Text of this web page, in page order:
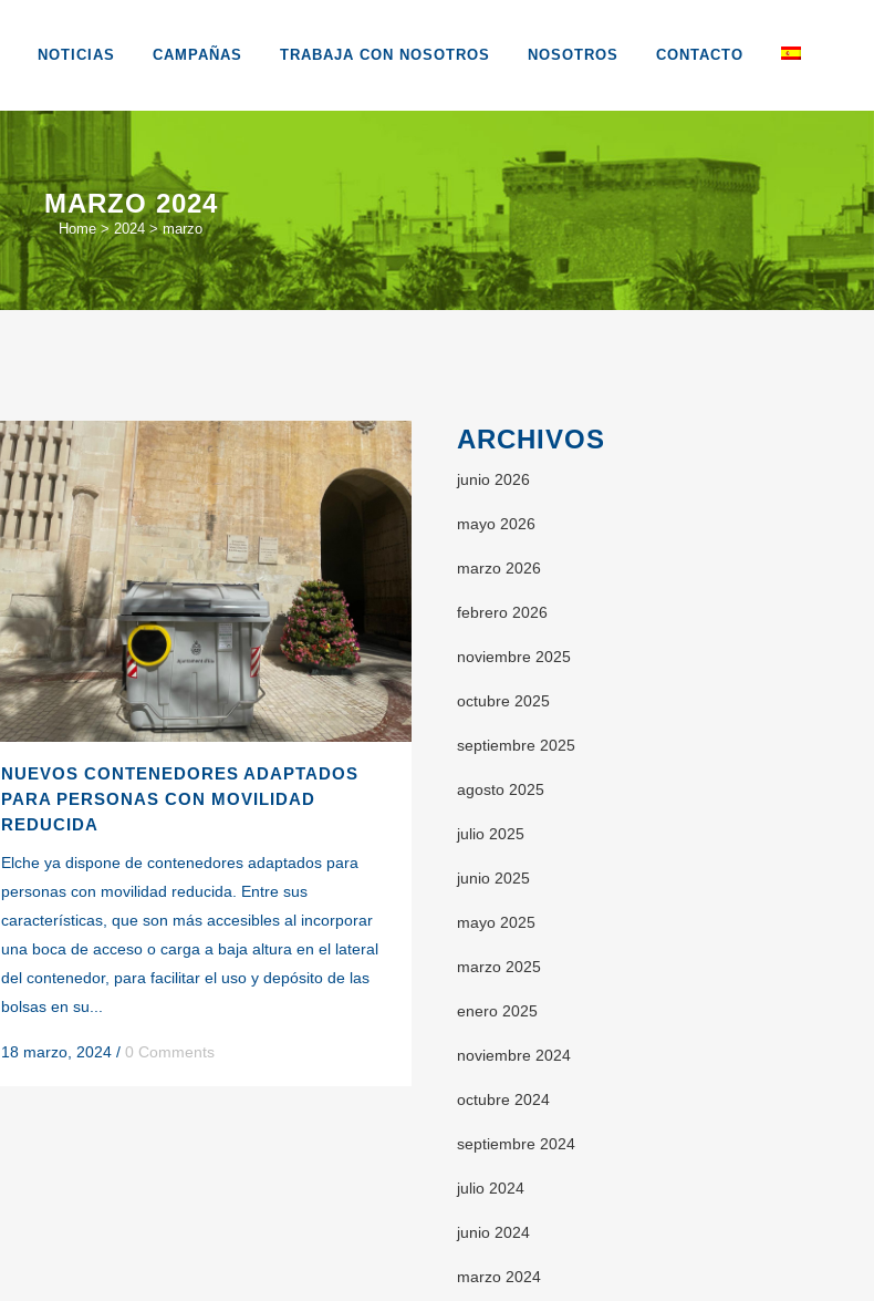
NOTICIAS CAMPAÑAS TRABAJA CON NOSOTROS NOSOTROS CONTACTO
MARZO 2024
Home > 2024>marzo
NUEVOS CONTENEDORES ADAPTADOS
PARA PERSONAS CON MOVILIDAD
REDUCIDA
Elche ya dispone de contenedores adaptados para
personas con movilidad reducida. Entre sus
características, que son más accesibles al incorporar
una boca de acceso o carga a baja altura en el lateral
del contenedor, para facilitar el uso y depósito de las
bolsas en su...
18 marzo, 2024 / 0 Comments
ARCHIVOS
junio 2026
mayo 2026
marzo 2026
febrero 2026
noviembre 2025
octubre 2025
septiembre 2025
agosto 2025
julio 2025
junio 2025
mayo 2025
marzo 2025
enero 2025
noviembre 2024
octubre 2024
septiembre 2024
julio 2024
junio 2024
marzo 2024